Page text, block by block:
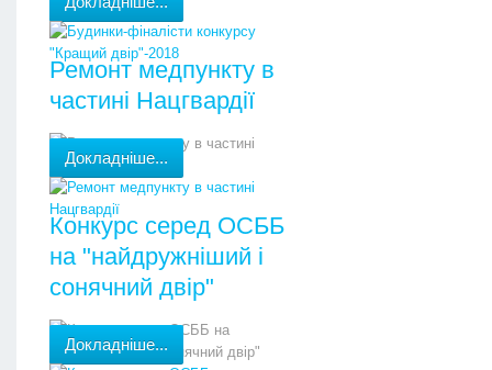
Ремонт медпункту в
частині Нацгвардії
Докладніше...
Конкурс серед ОСББ
на "найдружніший і
сонячний двір"
Докладніше...